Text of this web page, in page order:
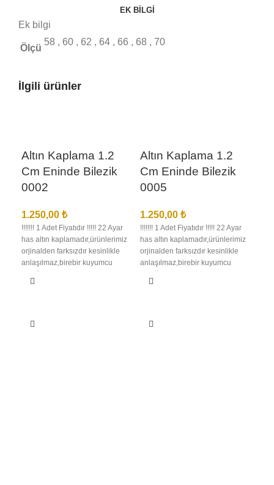
EK BILGI
Ek bilgi
Ölçü
58 , 60 , 62 , 64 , 66 , 68 , 70
İlgili ürünler
Altın Kaplama 1.2
Cm Eninde Bilezik
0002
1.250,00 ₺
!!!!!!! 1 Adet Fiyatıdır !!!!! 22 Ayar
has altın kaplamadır,ürünlerimiz
orjinalden farksızdır kesinlikle
anlaşılmaz,birebir kuyumcu
kaplamadır kararma solma
yanıltma,kargo teslimat süresi
Altın Kaplama 1.2
Cm Eninde Bilezik
0005
1.250,00 ₺
!!!!!!! 1 Adet Fiyatıdır !!!!! 22 Ayar
has altın kaplamadır,ürünlerimiz
orjinalden farksızdır kesinlikle
anlaşılmaz,birebir kuyumcu
kaplamadır kararma solma
yanıltma,kargo teslimat süresi